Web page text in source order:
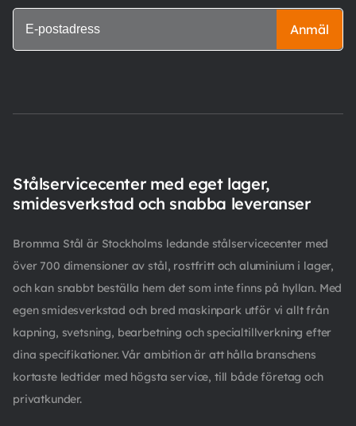
Anmäl
Stålservicecenter med eget lager,
smidesverkstad och snabba leveranser
Bromma Stål är Stockholms ledande stålservicecenter med
över 700 dimensioner av stål, rostfritt och aluminium i lager,
och kan snabbt beställa hem det som inte finns på hyllan. Med
egen smidesverkstad och bred maskinpark utför vi allt från
kapning, svetsning, bearbetning och specialtillverkning efter
dina specifikationer. Vår ambition är att hålla branschens
kortaste ledtider med högsta service, till både företag och
privatkunder.